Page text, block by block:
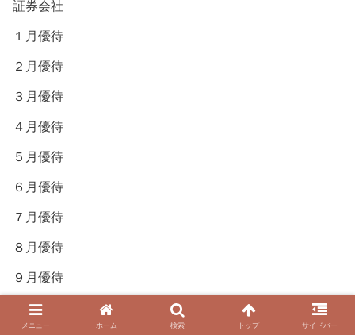
証券会社
１月優待
２月優待
３月優待
４月優待
５月優待
６月優待
７月優待
８月優待
９月優待
相互リンク
メニュー ホーム 検索 トップ サイドバー